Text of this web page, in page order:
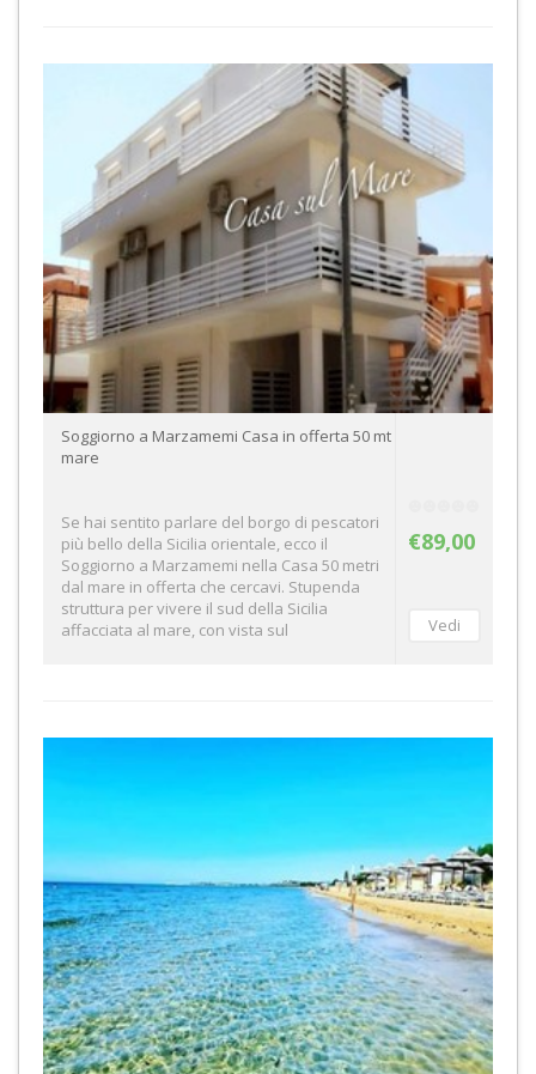
€89,00
Soggiorno a Marzamemi Casa in offerta 50 mt
mare
Se hai sentito parlare del borgo di pescatori
più bello della Sicilia orientale, ecco il
Soggiorno a Marzamemi nella Casa 50 metri
dal mare in offerta che cercavi. Stupenda
struttura per vivere il sud della Sicilia
affacciata al mare, con vista sul